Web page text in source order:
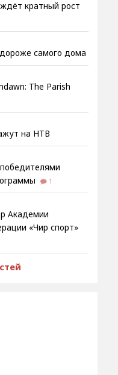
ждёт кратный рост
самого дома
The Parish
на НТВ
1
Академии
«Чир спорт»